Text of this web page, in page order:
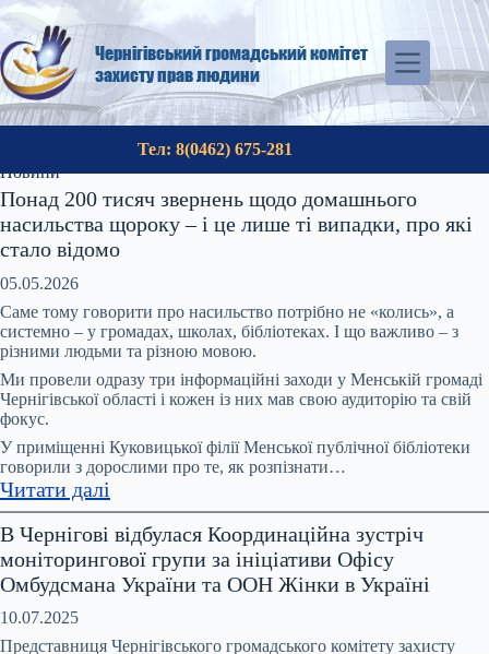
Перейти
до
вмісту
Чернігівський громадський комітет
захисту прав людини
Тел: 8(0462) 675-281
Новини
Понад 200 тисяч звернень щодо домашнього
насильства щороку – і це лише ті випадки, про які
стало відомо
05.05.2026
Саме тому говорити про насильство потрібно не «колись», а
системно – у громадах, школах, бібліотеках. І що важливо – з
різними людьми та різною мовою.
Ми провели одразу три інформаційні заходи у Менській громаді
Чернігівської області і кожен із них мав свою аудиторію та свій
фокус.
У приміщенні Куковицької філії Менської публічної бібліотеки
говорили з дорослими про те, як розпізнати…
Читати далі
Понад
200
тисяч
звернень
домашнього
В Чернігові відбулася Координаційна зустріч
моніторингової групи за ініціативи Офісу
Омбудсмана України та ООН Жінки в Україні
10.07.2025
Представниця Чернігівського громадського комітету захисту